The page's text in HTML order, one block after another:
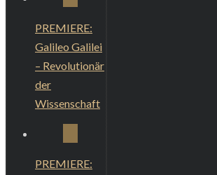
PREMIERE:
Galileo Galilei
– Revolutionär
der
Wissenschaft
PREMIERE: